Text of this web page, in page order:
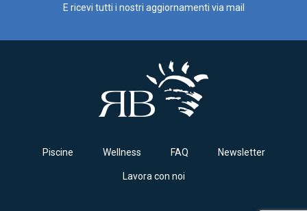
E ricevi tutti i nostri aggiornamenti via mail
Piscine Wellness FAQ Newsletter
Lavora con noi